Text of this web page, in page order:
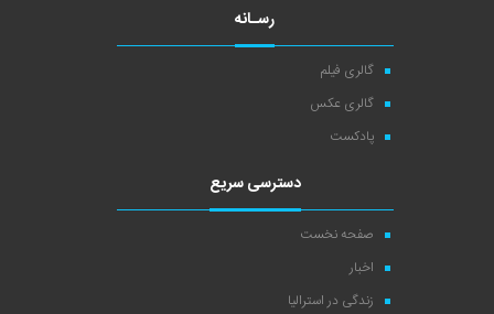
رسـانه
گالری فیلم
گالری عکس
پادکست
دسترسی سریع
صفحه نخست
اخبار
زندگی در استرالیا